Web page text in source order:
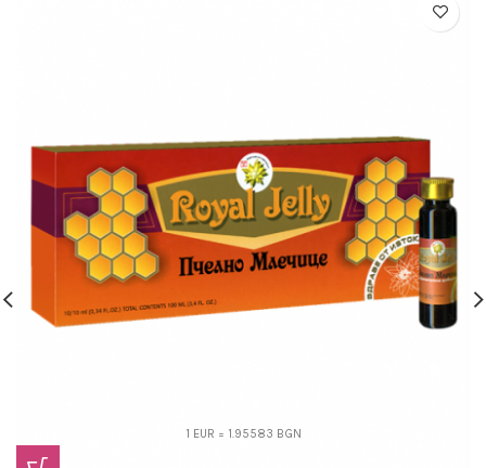
1 EUR = 1.95583 BGN